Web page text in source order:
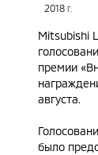
2018 Г.
Mitsubishi
премии
августа.
было